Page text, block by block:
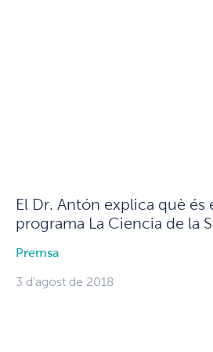
El Dr. Antón explica què és
programa La Ciencia de la
Premsa
3 d'agost de 2018